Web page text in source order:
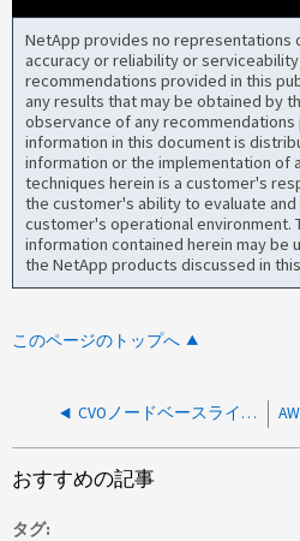
NetApp provides no representations
accuracy or reliability or
recommendations provided in this
any results that may be obtained by
observance of any recommendations
information in this document is
information or the implementation of
techniques herein is a customer's
the customer's ability to evaluate
customer's operational environment.
information contained herein may be
the NetApp products discussed in
このページのトップへ
CVOノードベースライセンスをBlueXP Digital Walletに追加できない
おすすめの記事
タグ